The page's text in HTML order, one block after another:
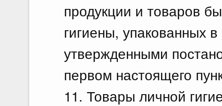
продукции и товаров
гигиены, упакованных
утвержденными
первом настоящего
11. Товары личной